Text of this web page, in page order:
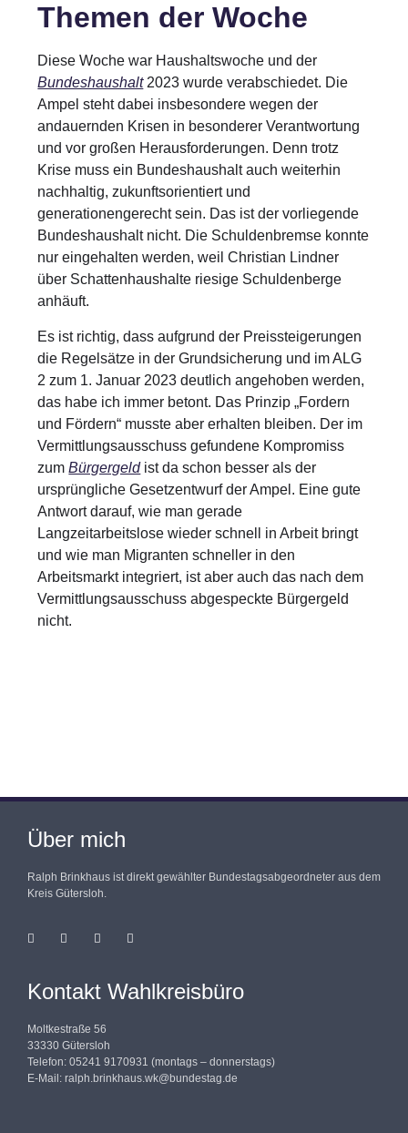
Themen der Woche
Diese Woche war Haushaltswoche und der
Bundeshaushalt2023 wurde verabschiedet. Die
Ampel steht dabei insbesondere wegen der
andauernden Krisen in besonderer Verantwortung
und vor großen Herausforderungen. Denn trotz
Krise muss ein Bundeshaushalt auch weiterhin
nachhaltig, zukunftsorientiert und
generationengerecht sein. Das ist der vorliegende
Bundeshaushalt nicht. Die Schuldenbremse konnte
nur eingehalten werden, weil Christian Lindner
über Schattenhaushalte riesige Schuldenberge
anhäuft.
Es ist richtig, dass aufgrund der Preissteigerungen
die Regelsätze in der Grundsicherung und im ALG
2 zum 1. Januar 2023 deutlich angehoben werden,
das habe ich immer betont. Das Prinzip „Fordern
und Fördern“ musste aber erhalten bleiben. Der im
Vermittlungsausschuss gefundene Kompromiss
zumBürgergeldist da schon besser als der
ursprüngliche Gesetzentwurf der Ampel. Eine gute
Antwort darauf, wie man gerade
Langzeitarbeitslose wieder schnell in Arbeit bringt
und wie man Migranten schneller in den
Arbeitsmarkt integriert, ist aber auch das nach dem
Vermittlungsausschuss abgespeckte Bürgergeld
nicht.
Über mich
Ralph Brinkhaus ist direkt gewählter Bundestagsabgeordneter aus dem
Kreis Gütersloh.
Kontakt Wahlkreisbüro
Moltkestraße 56
33330 Gütersloh
Telefon: 05241 9170931 (montags – donnerstags)
E-Mail: ralph.brinkhaus.wk@bundestag.de